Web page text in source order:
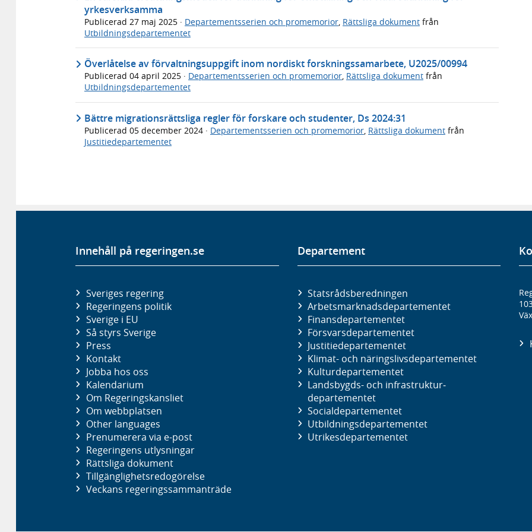
yrkesverksamma
Publicerad 27 maj 2025 · Departementsserien och promemorior Rättsliga dokument från
Utbildningsdepartementet
Överlåtelse av förvaltningsuppgift inom nordiskt forskningssamarbete, U2025/00994
Publicerad 04 april 2025 · Departementsserien och promemorior, Rättsliga dokument från
Utbildningsdepartementet
Bättre migrationsrättsliga regler för forskare och studenter, Ds 2024:31
Publicerad 05 december 2024 · Departementsserien och promemorior, Rättsliga dokument från
Justitiedepartementet
Innehåll på regeringen.se
Sveriges regering
Regeringens politik
Sverige i EU
Så styrs Sverige
Press
Kontakt
Jobba hos oss
Kalendarium
Om Regeringskansliet
Om webbplatsen
Other languages
Prenumerera via e-post
Regeringens utlysningar
Rättsliga dokument
Tillgänglighetsredogörelse
Veckans regeringssammanträde
Departement
Statsrådsberedningen
Arbetsmarknads­departementet
Finans­departementet
Försvars­departementet
Justitie­departementet
Klimat- och näringslivs­departementet
Kultur­departementet
Landsbygds- och infrastruktur­
departementet
Social­departementet
Utbildnings­departementet
Utrikes­departementet